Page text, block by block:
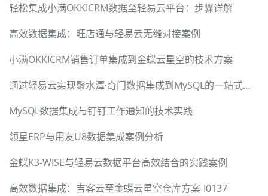
轻松集成小满OKKICRM数据至轻易云平台：步骤详解
高效数据集成：旺店通与轻易云无缝对接案例
小满OKKICRM销售订单集成到金蝶云星空的技术方案
通过轻易云实现聚水潭·奇门数据集成到MySQL的一站式解决方案
MySQL数据集成与钉钉工作通知的技术实践
领星ERP与用友U8数据集成案例分析
金蝶K3-WISE与轻易云数据平台高效结合的实践案例
高效数据集成：吉客云至金蝶云星空仓库方案-I0137